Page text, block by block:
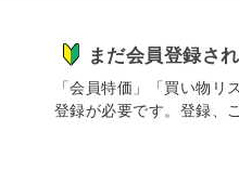
まだ会員登録さ
「会員特価」「買い物
登録が必要です。登録、